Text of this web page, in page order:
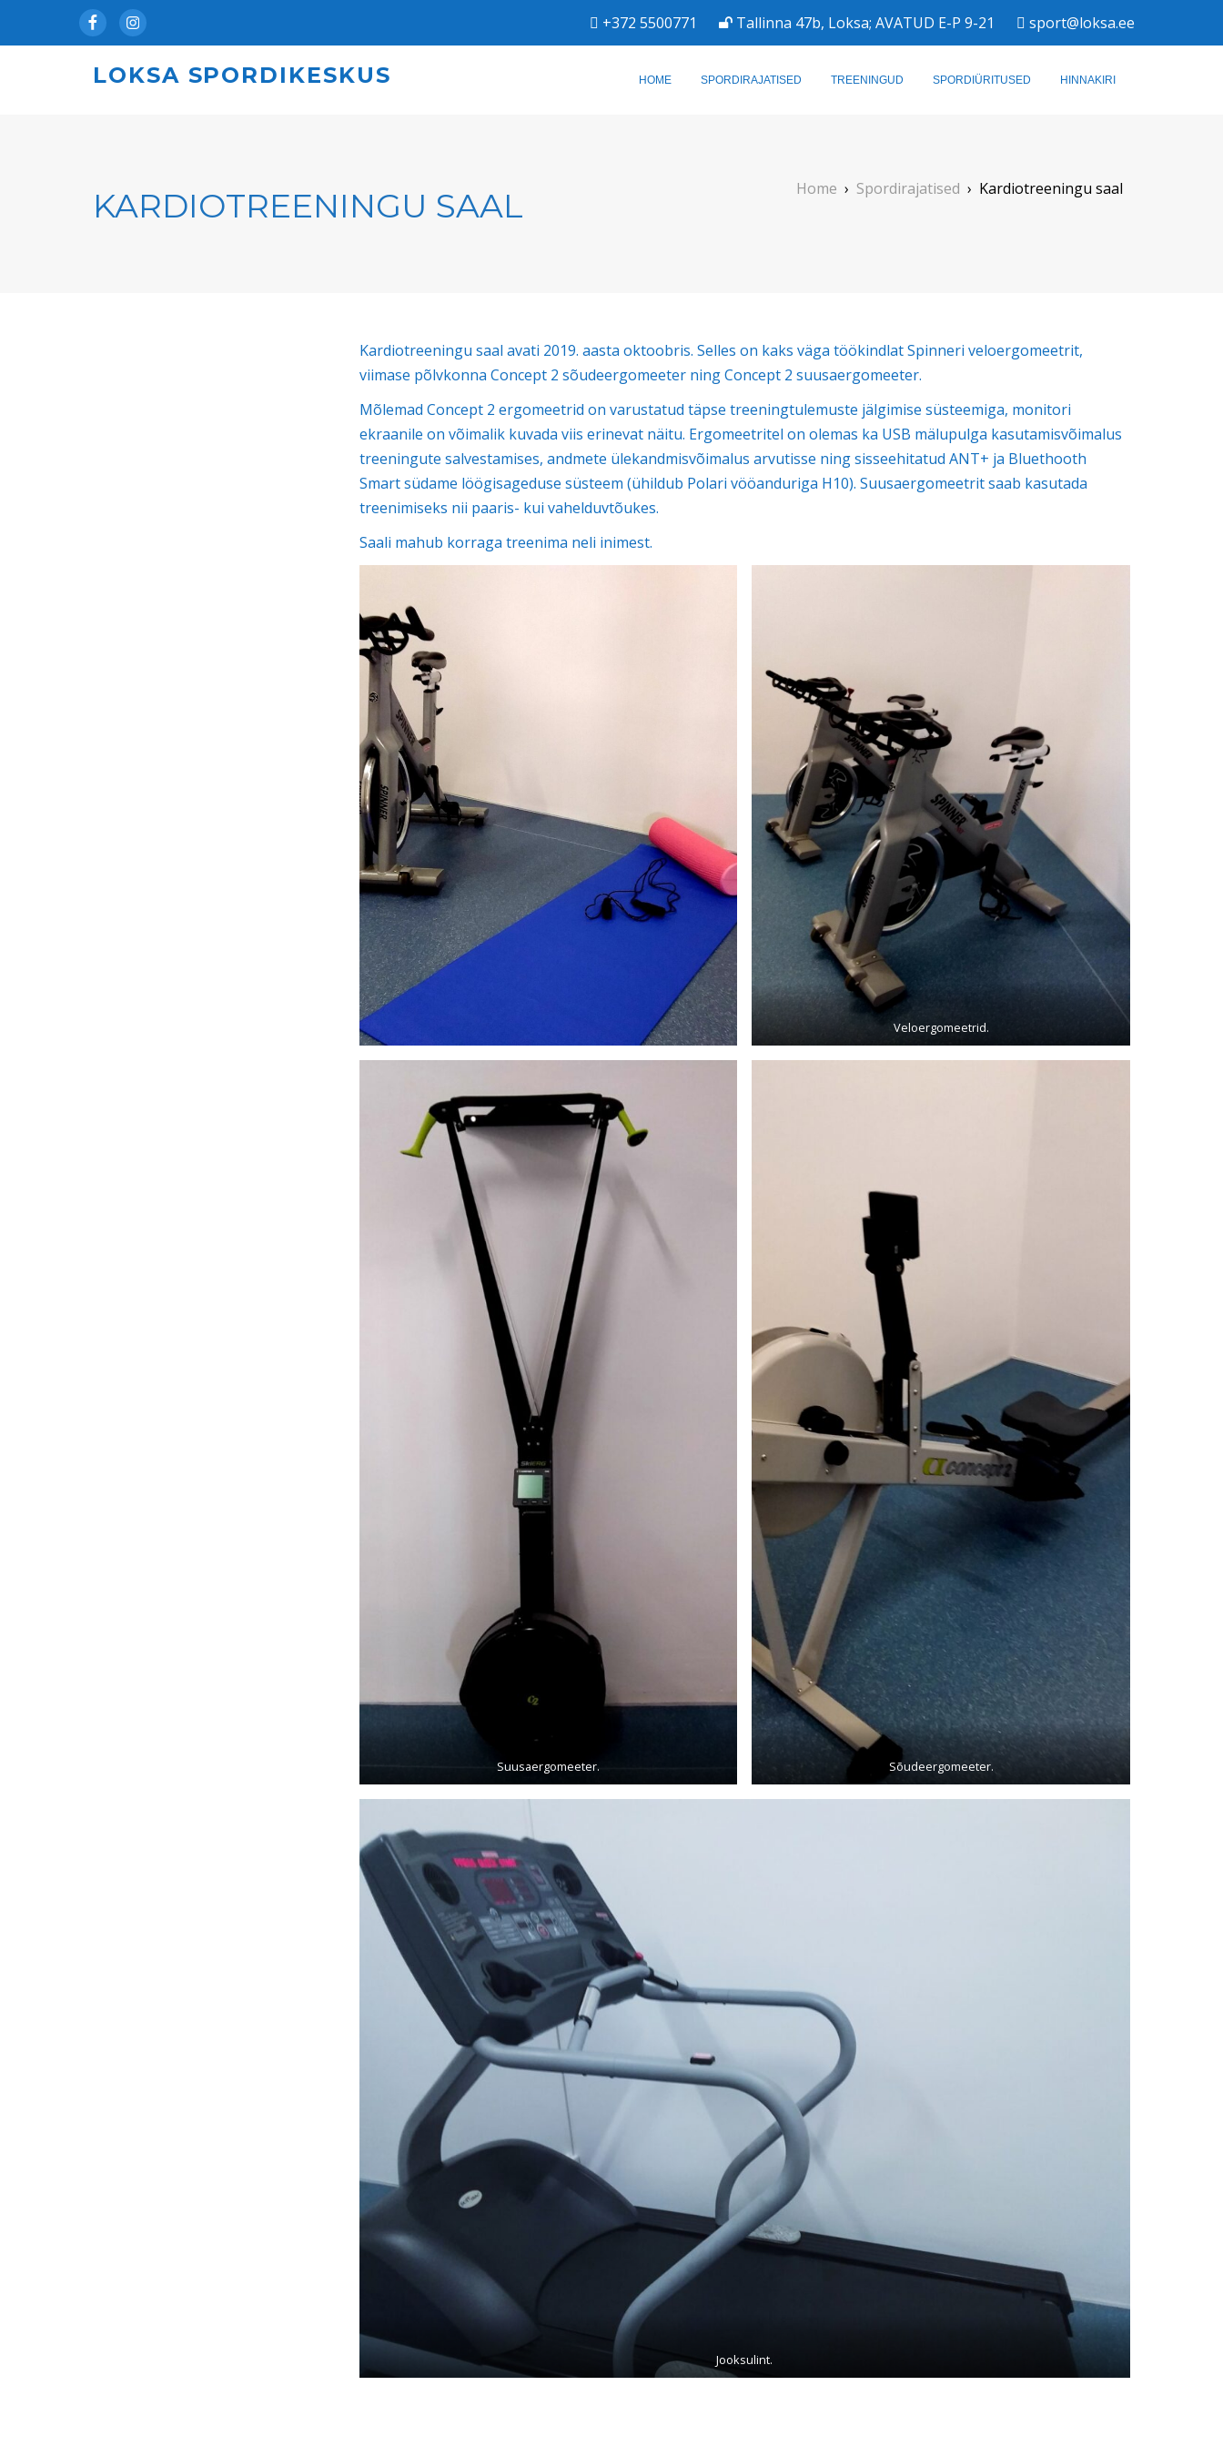
FacebookInstagram +372 5500771 Tallinna 47b, Loksa; AVATUD E-P 9-21 sport@loksa.ee
LOKSA SPORDIKESKUS HOME SPORDIRAJATISED TREENINGUD SPORDIÜRITUSED HINNAKIRI
KARDIOTREENINGU SAAL Home › Spordirajatised › Kardiotreeningu saal
Kardiotreeningu saal avati 2019. aasta oktoobris. Selles on kaks väga töökindlat Spinneri veloergomeetrit,
viimase põlvkonna Concept 2 sõudeergomeeter ning Concept 2 suusaergomeeter.
Mõlemad Concept 2 ergomeetrid on varustatud täpse treeningtulemuste jälgimise süsteemiga, monitori
ekraanile on võimalik kuvada viis erinevat näitu. Ergomeetritel on olemas ka USB mälupulga kasutamisvõimalus
treeningute salvestamises, andmete ülekandmisvõimalus arvutisse ning sisseehitatud ANT+ ja Bluethooth
Smart südame löögisageduse süsteem (ühildub Polari vööanduriga H10). Suusaergomeetrit saab kasutada
treenimiseks nii paaris- kui vahelduvtõukes.
Saali mahub korraga treenima neli inimest.
Veloergomeetrid.
Suusaergomeeter. Sõudeergomeeter.
Jooksulint.